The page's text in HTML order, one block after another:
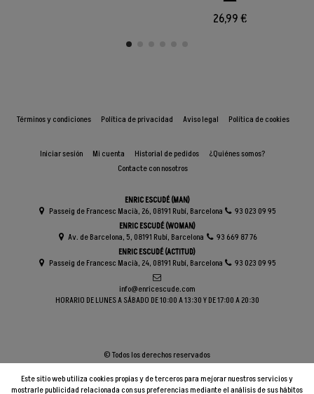
26,99 €
Términos y condiciones Política de privacidad Aviso legal Política de cookies
Iniciar sesión Mi cuenta Historial de pedidos
¿Quiénes somos?
Contacte con nosotros
ENRIC ESCUDÉ (MAN)
Passeig de Francesc Macià, 26, 08191 Rubí, Barcelona
93 023 09 95
ENRIC ESCUDÉ (WOMAN)
Av. de Barcelona, 5, 08191 Rubí, Barcelona
93 669 87 76
ENRIC ESCUDÉ (ACTITUD)
Passeig de Francesc Macià, 24, 08191 Rubí, Barcelona
93 023 09 95
info@enricescude.com
HORARIO DE LUNES A SÁBADO DE 10:00 A 13:30 Y DE 17:00 A 20:30
Este sitio web utiliza cookies propias y de terceros para mejorar nuestros servicios y
mostrarle publicidad relacionada con sus preferencias mediante el análisis de sus hábitos
© Todos los derechos reservados